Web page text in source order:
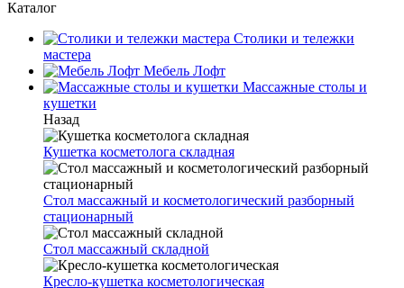
Каталог
Столики и тележки
мастера
Мебель Лофт
Массажные столы и
кушетки
Назад
Кушетка косметолога складная
Стол массажный и косметологический разборный
стационарный
Стол массажный складной
Кресло-кушетка косметологическая